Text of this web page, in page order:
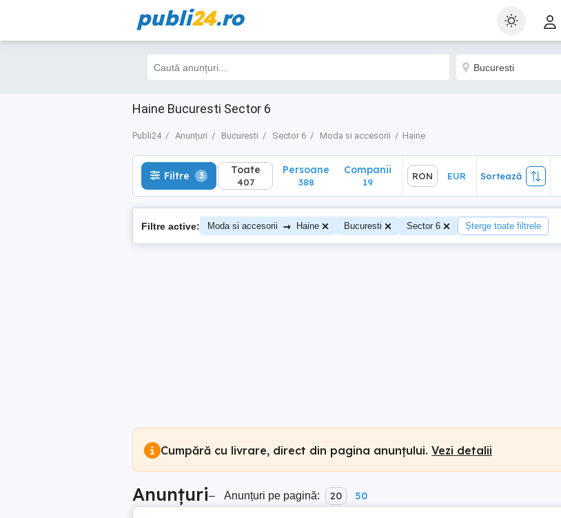
publi24.ro
Haine Bucuresti Sector 6
Publi24 Anunțuri Bucuresti Sector 6 Moda si accesorii Haine
Filtre 3 Toate
407
Sortează
Filtre 3 Toate
407
Persoane
388
Companii
19
RON EUR Sortează
Filtre active: Moda si accesorii → Haine Bucuresti Sector 6 Șterge toate filtrele
Cumpără cu livrare, direct din pagina anunțului. Vezi detalii
Anunțuri– Anunțuri pe pagină: 20 50